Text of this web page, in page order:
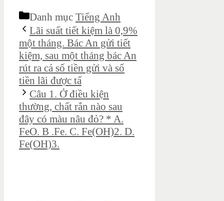
Danh mục Tiếng Anh
Lãi suất tiết kiệm là 0,9%
một tháng. Bác An gửi tiết
kiệm, sau một tháng bác An
rút ra cả số tiền gửi và số
tiền lãi được tấ
Câu 1. Ở điều kiện
thường, chất rắn nào sau
đây có màu nâu đỏ? * A.
FeO. B .Fe. C. Fe(OH)2. D.
Fe(OH)3.